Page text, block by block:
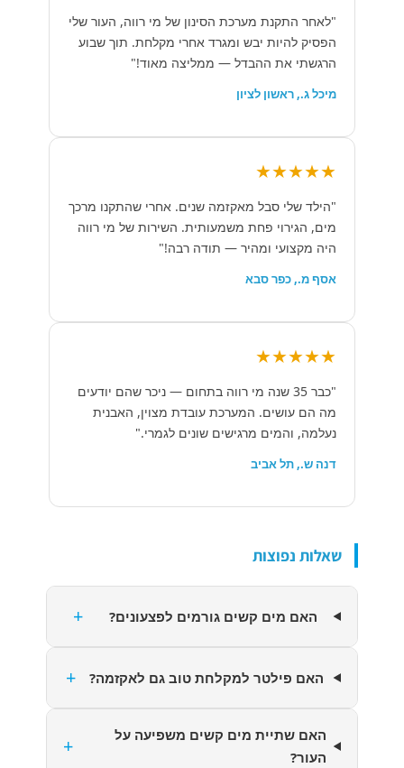
"לאחר התקנת מערכת הסינון של מי רווה, העור שלי
הפסיק להיות יבש ומגרד אחרי מקלחת. תוך שבוע
הרגשתי את ההבדל — ממליצה מאוד!"
מיכל ג., ראשון לציון
★★★★★
"הילד שלי סבל מאקזמה שנים. אחרי שהתקנו מרכך
מים, הגירוי פחת משמעותית. השירות של מי רווה
היה מקצועי ומהיר — תודה רבה!"
אסף מ., כפר סבא
★★★★★
"כבר 35 שנה מי רווה בתחום — ניכר שהם יודעים
מה הם עושים. המערכת עובדת מצוין, האבנית
נעלמה, והמים מרגישים שונים לגמרי."
דנה ש., תל אביב
שאלות נפוצות
האם מים קשים גורמים לפצעונים? +
האם פילטר למקלחת טוב גם לאקזמה? +
האם שתיית מים קשים משפיעה על
העור?
+